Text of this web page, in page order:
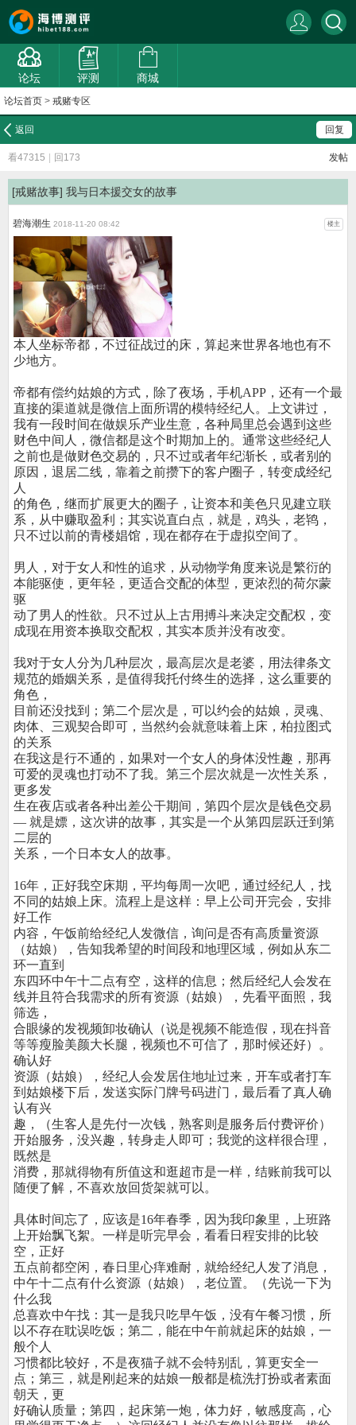
论坛 评测 商城
论坛首页 > 戒赌专区
返回 回复
看47315 回173 发帖
[戒赌故事] 我与日本援交女的故事
楼主
碧海潮生 2018-11-20 08:42
本人坐标帝都，不过征战过的床，算起来世界各地也有不
少地方。
帝都有偿约姑娘的方式，除了夜场，手机APP，还有一个最
直接的渠道就是微信上面所谓的模特经纪人。上文讲过，
我有一段时间在做娱乐产业生意，各种局里总会遇到这些
财色中间人，微信都是这个时期加上的。通常这些经纪人
之前也是做财色交易的，只不过或者年纪渐长，或者别的
原因，退居二线，靠着之前攒下的客户圈子，转变成经纪
人
的角色，继而扩展更大的圈子，让资本和美色只见建立联
系，从中赚取盈利；其实说直白点，就是，鸡头，老鸨，
只不过以前的青楼娼馆，现在都存在于虚拟空间了。
男人，对于女人和性的追求，从动物学角度来说是繁衍的
本能驱使，更年轻，更适合交配的体型，更浓烈的荷尔蒙
驱
动了男人的性欲。只不过从上古用搏斗来决定交配权，变
成现在用资本换取交配权，其实本质并没有改变。
我对于女人分为几种层次，最高层次是老婆，用法律条文
规范的婚姻关系，是值得我托付终生的选择，这么重要的
角色，
目前还没找到；第二个层次是，可以约会的姑娘，灵魂、
肉体、三观契合即可，当然约会就意味着上床，柏拉图式
的关系
在我这是行不通的，如果对一个女人的身体没性趣，那再
可爱的灵魂也打动不了我。第三个层次就是一次性关系，
更多发
生在夜店或者各种出差公干期间，第四个层次是钱色交易
— 就是嫖，这次讲的故事，其实是一个从第四层跃迁到第
二层的
关系，一个日本女人的故事。
16年，正好我空床期，平均每周一次吧，通过经纪人，找
不同的姑娘上床。流程上是这样：早上公司开完会，安排
好工作
内容，午饭前给经纪人发微信，询问是否有高质量资源
（姑娘），告知我希望的时间段和地理区域，例如从东二
环一直到
东四环中午十二点有空，这样的信息；然后经纪人会发在
线并且符合我需求的所有资源（姑娘），先看平面照，我
筛选，
合眼缘的发视频卸妆确认（说是视频不能造假，现在抖音
等等瘦脸美颜大长腿，视频也不可信了，那时候还好）。
确认好
资源（姑娘），经纪人会发居住地址过来，开车或者打车
到姑娘楼下后，发送实际门牌号码进门，最后看了真人确
认有兴
趣，（生客人是先付一次钱，熟客则是服务后付费评价）
开始服务，没兴趣，转身走人即可；我觉的这样很合理，
既然是
消费，那就得物有所值这和逛超市是一样，结账前我可以
随便了解，不喜欢放回货架就可以。
具体时间忘了，应该是16年春季，因为我印象里，上班路
上开始飘飞絮。一样是听完早会，看看日程安排的比较
空，正好
五点前都空闲，春日里心痒难耐，就给经纪人发了消息，
中午十二点有什么资源（姑娘），老位置。（先说一下为
什么我
总喜欢中午找：其一是我只吃早午饭，没有午餐习惯，所
以不存在耽误吃饭；第二，能在中午前就起床的姑娘，一
般个人
习惯都比较好，不是夜猫子就不会特别乱，算更安全一
点；第三，就是刚起来的姑娘一般都是梳洗打扮或者素面
朝天，更
好确认质量；第四，起床第一炮，体力好，敏感度高，心